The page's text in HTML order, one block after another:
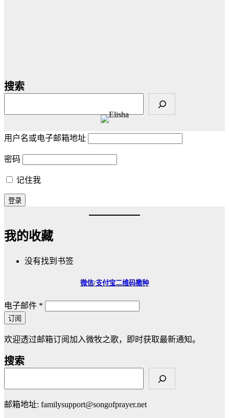
搜索
用户名或电子邮箱地址
密码
记住我
我的收藏
没有找到书签
微信/支付宝二维码撒种
电子邮件 *
订阅
欢迎透过邮箱订阅加入微牧之歌，即时获取最新通知。
搜索
邮箱地址: familysupport@songofprayer.net